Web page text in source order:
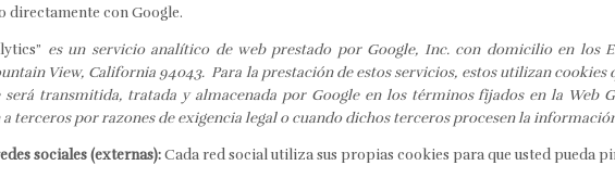
directamente con Google.
es un servicio analítico de web prestado por Google, Inc. con domicilio en los
View, California 94043. Para la prestación de estos servicios, estos utilizan
será transmitida, tratada y almacenada por Google en los términos fijados en la Web
terceros por razones de exigencia legal o cuando dichos terceros procesen la
sociales (externas):Cada red social utiliza sus propias cookies para que usted pueda